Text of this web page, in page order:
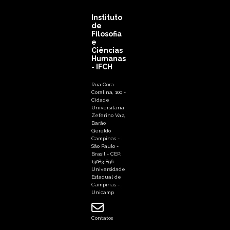
Instituto
de
Filosofia
e
Ciências
Humanas
- IFCH
Rua Cora
Coralina, 100 -
Cidade
Universitária
Zeferino Vaz,
Barão
Geraldo
Campinas -
São Paulo -
Brasil - CEP:
13083-896
Universidade
Estadual de
Campinas -
Unicamp
Contatos